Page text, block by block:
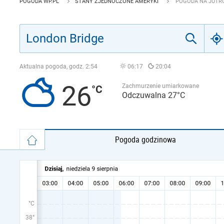
Aktualna pogoda, godz. 2:54 06:17 20:04
26 Zachmurzenie umiarkowane
Odczuwalna 27°C
Pogoda godzinowa
°C
38°